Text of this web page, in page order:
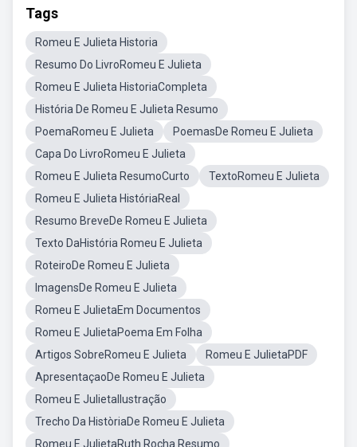
Tags
Romeu E Julieta Historia
Resumo Do LivroRomeu E Julieta
Romeu E Julieta HistoriaCompleta
História De Romeu E Julieta Resumo
PoemaRomeu E Julieta
PoemasDe Romeu E Julieta
Capa Do LivroRomeu E Julieta
Romeu E Julieta ResumoCurto
TextoRomeu E Julieta
Romeu E Julieta HistóriaReal
Resumo BreveDe Romeu E Julieta
Texto DaHistória Romeu E Julieta
RoteiroDe Romeu E Julieta
ImagensDe Romeu E Julieta
Romeu E JulietaEm Documentos
Romeu E JulietaPoema Em Folha
Artigos SobreRomeu E Julieta
Romeu E JulietaPDF
ApresentaçaoDe Romeu E Julieta
Romeu E JulietaIlustração
Trecho Da HistòriaDe Romeu E Julieta
Romeu E JulietaRuth Rocha Resumo